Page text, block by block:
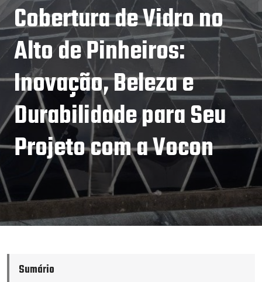
Cobertura de Vidro no
Alto de Pinheiros:
Inovação, Beleza e
Durabilidade para Seu
Projeto com a Vocon
Sumário